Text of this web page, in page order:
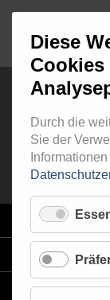
STAHLFLEX
Diese
Cookies
Durch die
Sie der